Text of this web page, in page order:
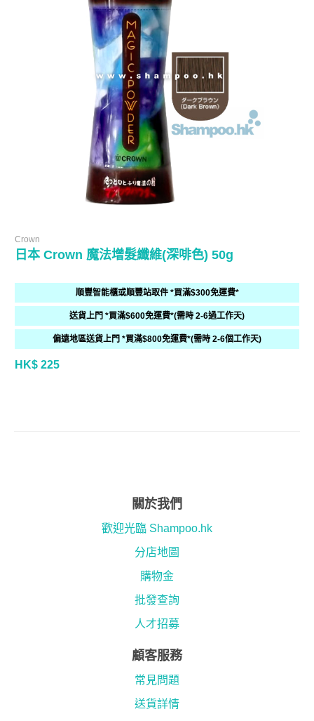
Crown
日本 Crown 魔法增髮纖維(深啡色) 50g
順豐智能櫃或順豐站取件 *買滿$300免運費*
送貨上門 *買滿$600免運費*(需時 2-6過工作天)
偏遠地區送貨上門 *買滿$800免運費*(需時 2-6個工作天)
HK$ 225
關於我們
歡迎光臨 Shampoo.hk
分店地圖
購物金
批發查詢
人才招募
顧客服務
常見問題
送貨詳情